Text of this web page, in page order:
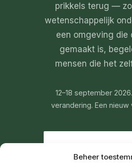
Beheer
prikkels terug —
wetenschappelijk
een omgeving die
gemaakt is,
mensen die het
12–18 september
verandering. Een nieuw